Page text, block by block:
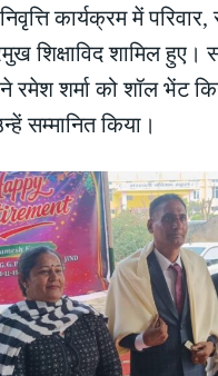
कार्यक्रम में
शिक्षाविद शामिल हुए।
ने रमेश शर्मा को शॉल भेंट
सम्मानित किया।